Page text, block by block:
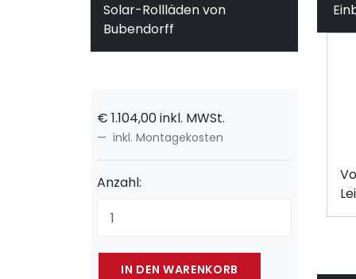
Solar-Rollläden von
Bubendorff
€ 1.104,00inkl. MWSt.
inkl. Montagekosten
Anzahl: